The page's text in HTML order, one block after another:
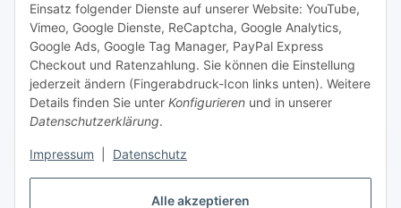
Alle akzeptieren
Einsatz folgender Dienste auf unserer Website: YouTube,
Vimeo, Google Dienste, ReCaptcha, Google Analytics,
Google Ads, Google Tag Manager, PayPal Express
Checkout und Ratenzahlung. Sie können die Einstellung
jederzeit ändern (Fingerabdruck-Icon links unten). Weitere
Details finden Sie unter Konfigurieren und in unserer
Datenschutzerklärung.
Impressum Datenschutz
Unsere Dienstleistungen
Lampenreparatur
Lichtservice für Senioren
Vertrag widerrufen